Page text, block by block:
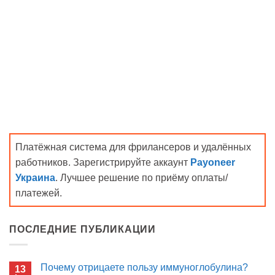
Платёжная система для фрилансеров и удалённых
работников. Зарегистрируйте аккаунт Payoneer
Украина. Лучшее решение по приёму оплаты/
платежей.
ПОСЛЕДНИЕ ПУБЛИКАЦИИ
13 Почему отрицаете пользу иммуноглобулина?